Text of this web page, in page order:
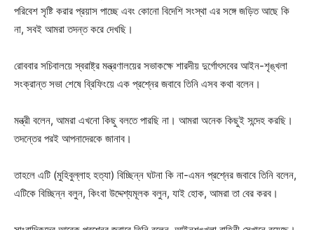
পরিবেশ সৃষ্টি করার প্রয়াস পাচ্ছে এবং কোনো বিদেশি সংস্থা এর সঙ্গে জড়িত আছে কি
না, সবই আমরা তদন্ত করে দেখছি।
রোববার সচিবালয়ে স্বরাষ্ট্র মন্ত্রণালয়ের সভাকক্ষে শারদীয় দুর্গোৎসবের আইন-শৃঙ্খলা
সংক্রান্ত সভা শেষে ব্রিফিংয়ে এক প্রশ্নের জবাবে তিনি এসব কথা বলেন।
মন্ত্রী বলেন, আমরা এখনো কিছু বলতে পারছি না। আমরা অনেক কিছুই সন্দেহ করছি।
তদন্তের পরই আপনাদেরকে জানাব।
তাহলে এটি (মুহিবুল্লাহ হত্যা) বিচ্ছিন্ন ঘটনা কি না-এমন প্রশ্নের জবাবে তিনি বলেন,
এটিকে বিচ্ছিন্ন বলুন, কিংবা উদ্দেশ্যমূলক বলুন, যাই হোক, আমরা তা বের করব।